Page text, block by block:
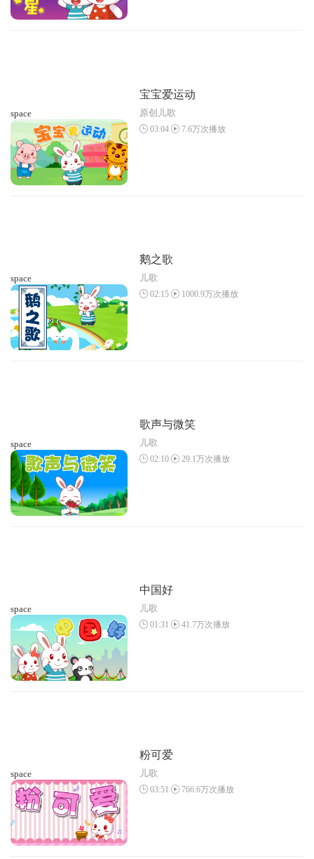
space
宝宝爱运动
原创儿歌
03:04 7.6万次播放
space
鹅之歌
儿歌
02:15 1000.9万次播放
space
歌声与微笑
儿歌
02:10 29.1万次播放
space
中国好
儿歌
01:31 41.7万次播放
space
粉可爱
儿歌
03:51 766.6万次播放